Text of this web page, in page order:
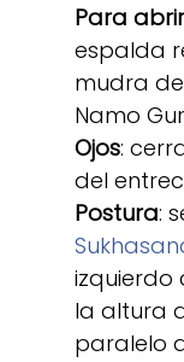
Para
espalda
mudra
Namo
Ojos:
del
Postura:
izquierdo
la altura
paralelo